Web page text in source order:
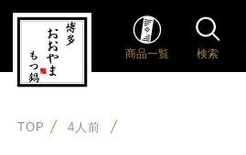
商品一覧 検索
TOP 4人前